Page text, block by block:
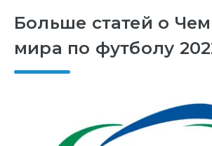
Больше статей о
мира по футболу